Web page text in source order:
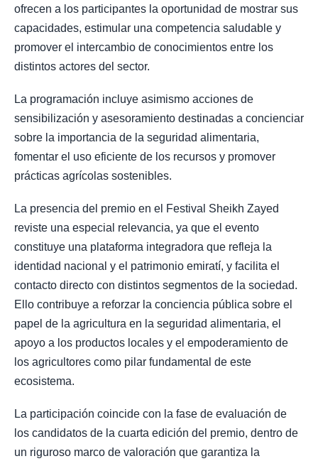
ofrecen a los participantes la oportunidad de mostrar sus
capacidades, estimular una competencia saludable y
promover el intercambio de conocimientos entre los
distintos actores del sector.
La programación incluye asimismo acciones de
sensibilización y asesoramiento destinadas a concienciar
sobre la importancia de la seguridad alimentaria,
fomentar el uso eficiente de los recursos y promover
prácticas agrícolas sostenibles.
La presencia del premio en el Festival Sheikh Zayed
reviste una especial relevancia, ya que el evento
constituye una plataforma integradora que refleja la
identidad nacional y el patrimonio emiratí, y facilita el
contacto directo con distintos segmentos de la sociedad.
Ello contribuye a reforzar la conciencia pública sobre el
papel de la agricultura en la seguridad alimentaria, el
apoyo a los productos locales y el empoderamiento de
los agricultores como pilar fundamental de este
ecosistema.
La participación coincide con la fase de evaluación de
los candidatos de la cuarta edición del premio, dentro de
un riguroso marco de valoración que garantiza la